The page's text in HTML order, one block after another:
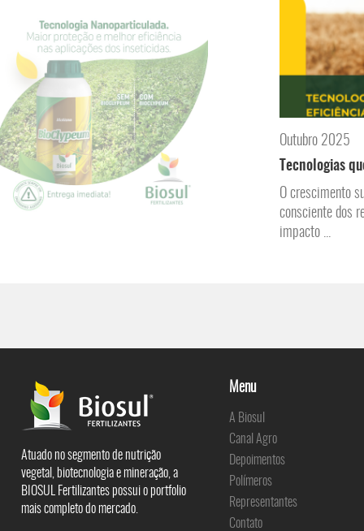
Outubro 2025
Tecnologias
O crescimento
consciente dos
impacto ...
Atuado no segmento de nutrição
vegetal, biotecnologia e mineração, a
BIOSUL Fertilizantes possui o portfolio
mais completo do mercado.
Menu
A Biosul
Canal Agro
Depoimentos
Polímeros
Representantes
Contato